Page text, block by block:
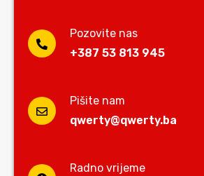
Pozovite nas
+387 53 813 945
Pišite nam
qwerty@qwerty.ba
Radno vrijeme